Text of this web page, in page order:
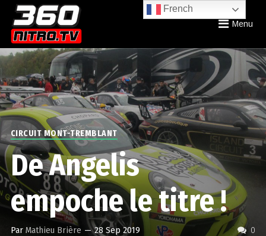
Menu
0
CIRCUIT MONT-TREMBLANT
De Angelis
empoche le titre !
Par Mathieu Brière — 28 Sep 2019
French